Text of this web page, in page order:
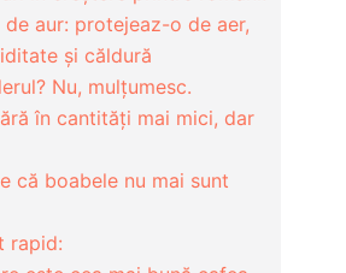
de aur: protejeaz-o de aer,
și căldură
Nu, mulțumesc.
în cantități mai mici, dar
că boabele nu mai sunt
rapid: